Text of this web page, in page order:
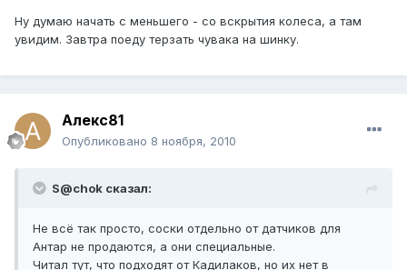
Ну думаю начать с меньшего - со вскрытия колеса, а там
увидим. Завтра поеду терзать чувака на шинку.
Алекс81
Опубликовано 8 ноября, 2010
S@chok сказал:
Не всё так просто, соски отдельно от датчиков для
Антар не продаются, а они специальные.
Читал тут, что подходят от Кадилаков, но их нет в